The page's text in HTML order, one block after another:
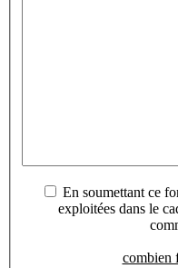
exploitées dans le cadre
combien